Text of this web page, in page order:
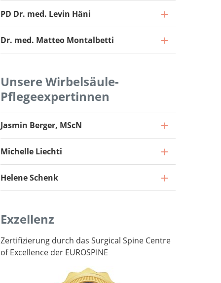
Direktor und Chefarzt
Zum Profil
Leitender Arzt, Leiter Wirbelsäulenchirurgie
Zum Profil
Oberarzt
Zum Profil
PD Dr. med. Levin Häni
Oberarzt
Dr. med. Matteo Montalbetti
Unsere Wirbelsäule-
Pflegeexpertinnen
Jasmin Berger, MScN
Michelle Liechti
Helene Schenk
Exzellenz
Zertifizierung durch das Surgical Spine Centre
of Excellence der EUROSPINE